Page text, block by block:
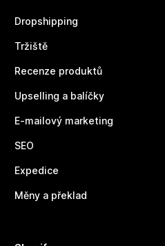
Dropshipping
Tržiště
Recenze produktů
Upselling a balíčky
E-mailový marketing
SEO
Expedice
Měny a překlad